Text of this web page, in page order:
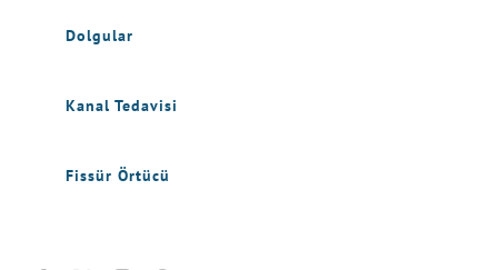
Dolgular
Kanal Tedavisi
Fissür Örtücü